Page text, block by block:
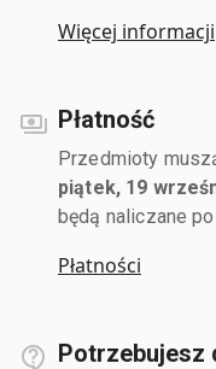
Więcej informacji
Płatność
Przedmioty
piątek, 19
będą naliczane po
Płatności
Potrzebujesz